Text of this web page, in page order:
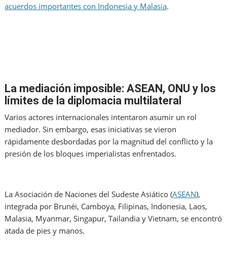
acuerdos importantes con Indonesia y Malasia.
La mediación imposible: ASEAN, ONU y los
límites de la diplomacia multilateral
Varios actores internacionales intentaron asumir un rol
mediador. Sin embargo, esas iniciativas se vieron
rápidamente desbordadas por la magnitud del conflicto y la
presión de los bloques imperialistas enfrentados.
La Asociación de Naciones del Sudeste Asiático (ASEAN),
integrada por Brunéi, Camboya, Filipinas, Indonesia, Laos,
Malasia, Myanmar, Singapur, Tailandia y Vietnam, se encontró
atada de pies y manos.